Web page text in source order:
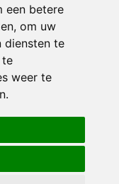
een betere
, om uw
diensten te
te
weer te
.
|RSIN en Anbi